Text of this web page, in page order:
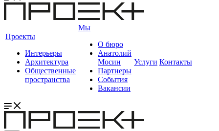
Проекты
Интерьеры
Архитектура
Общественные
пространства
Мы
О бюро
Анатолий
Мосин
Партнеры
События
Вакансии
Услуги Контакты